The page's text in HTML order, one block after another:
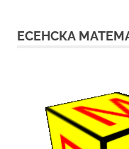
ЕСЕНСКА